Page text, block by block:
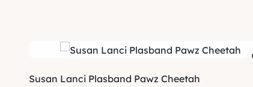
Susan Lanci Plasband Pawz Cheetah